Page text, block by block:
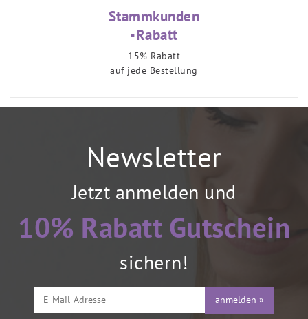
Stammkunden
-Rabatt
15% Rabatt
auf jede Bestellung
Newsletter
Jetzt anmelden und
10% Rabatt Gutschein
sichern!
anmelden »